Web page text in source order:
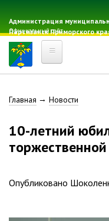
основному
содержанию
Администрация
Партизанск Приморского
Официальный сайт
Главная
Расписание
Свод-WEB
Партизанск
Строка
навигации
Главная Новости
10-летний юбилей Юнармии отметили
Опубликовано